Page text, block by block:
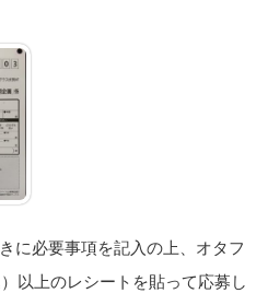
に必要事項を記入の上、オタフ
以上のレシートを貼って応募し